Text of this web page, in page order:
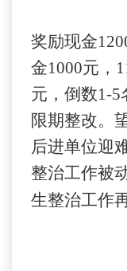
奖励现金
金1000元，
元，倒数1-5
限期整改。
后进单位迎
整治工作被
生整治工作